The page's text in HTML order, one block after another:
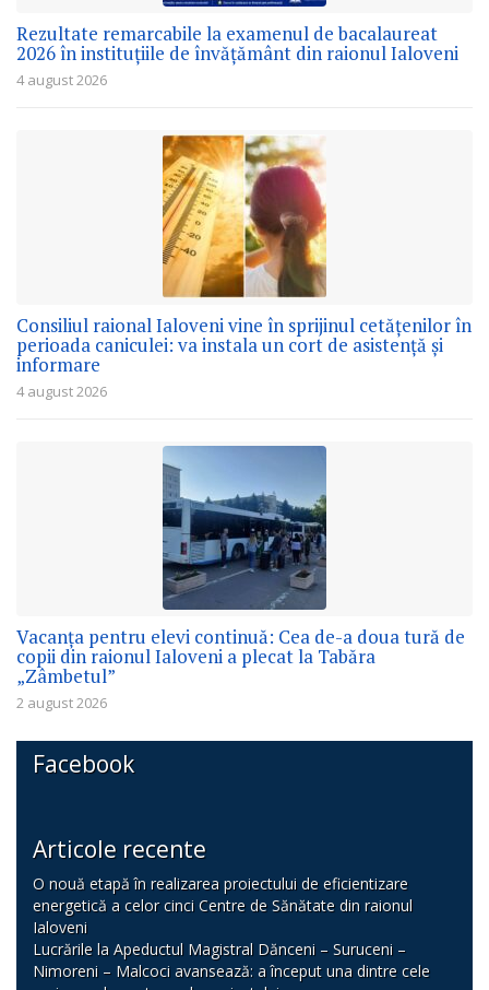
Rezultate remarcabile la examenul de bacalaureat
2026 în instituțiile de învățământ din raionul Ialoveni
4 august 2026
Consiliul raional Ialoveni vine în sprijinul cetățenilor în
perioada caniculei: va instala un cort de asistență și
informare
4 august 2026
Vacanța pentru elevi continuă: Cea de-a doua tură de
copii din raionul Ialoveni a plecat la Tabăra
„Zâmbetul”
2 august 2026
Facebook
Articole recente
O nouă etapă în realizarea proiectului de eficientizare
energetică a celor cinci Centre de Sănătate din raionul
Ialoveni
Lucrările la Apeductul Magistral Dănceni – Suruceni –
Nimoreni – Malcoci avansează: a început una dintre cele